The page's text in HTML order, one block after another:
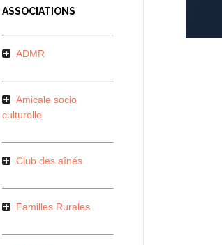
ASSOCIATIONS
ADMR
Amicale socio
culturelle
Club des aînés
Familles Rurales